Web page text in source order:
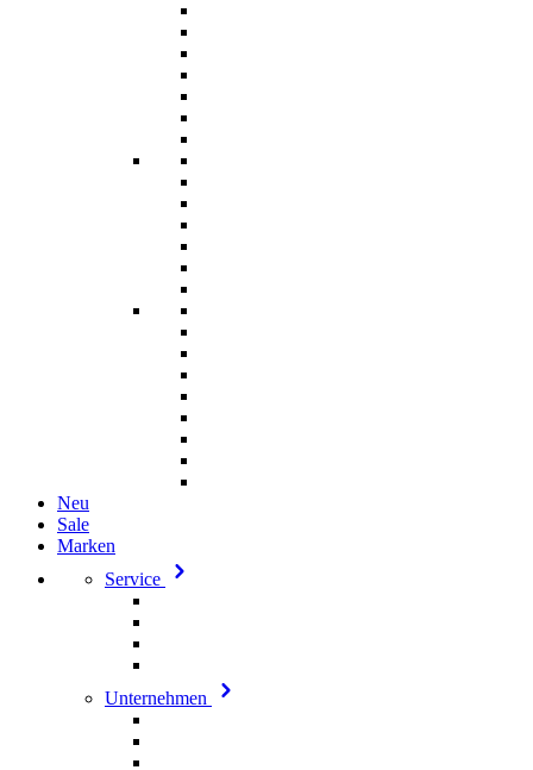
Neu
Sale
Marken
Service
Unternehmen